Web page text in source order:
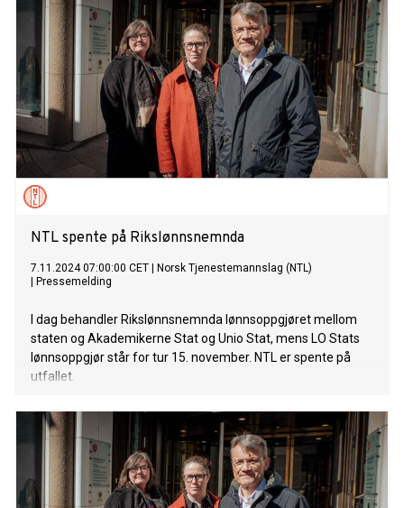
NTL spente på Rikslønnsnemnda
7.11.2024 07:00:00 CET
Norsk Tjenestemannslag (NTL)
Pressemelding
I dag behandler Rikslønnsnemnda lønnsoppgjøret mellom
staten og Akademikerne Stat og Unio Stat, mens LO Stats
lønnsoppgjør står for tur 15. november. NTL er spente på
utfallet.